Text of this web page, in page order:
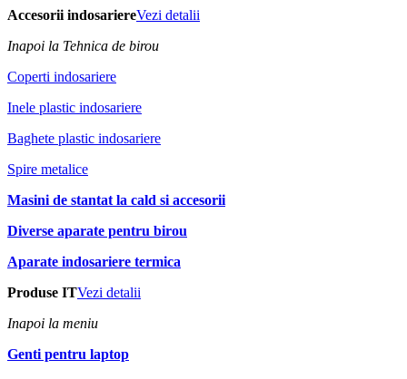
Accesorii indosariereVezi detalii
Inapoi la Tehnica de birou
Coperti indosariere
Inele plastic indosariere
Baghete plastic indosariere
Spire metalice
Masini de stantat la cald si accesorii
Diverse aparate pentru birou
Aparate indosariere termica
Produse ITVezi detalii
Inapoi la meniu
Genti pentru laptop